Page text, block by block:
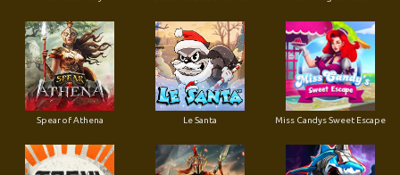
Spear of Athena Le Santa Miss Candys Sweet Escape